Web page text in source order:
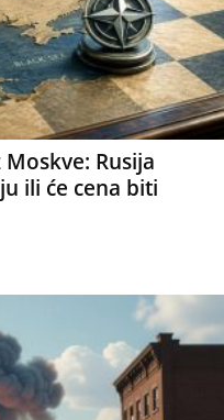
Rusija
ili će cena biti